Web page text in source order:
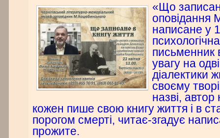
«Що
оповідання
написане у
письменник
увагу на
діалектики
своєму
назві,
кожен пише свою книгу життя і в
порогом смерті, читає-згадує
прожите.